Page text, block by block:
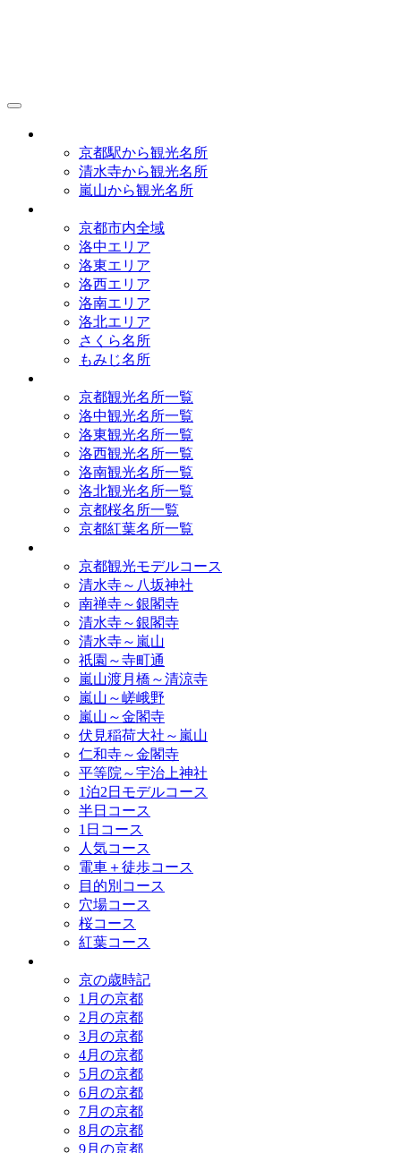
京都駅から観光名所
清水寺から観光名所
嵐山から観光名所
京都市内全域
洛中エリア
洛東エリア
洛西エリア
洛南エリア
洛北エリア
さくら名所
もみじ名所
京都観光名所一覧
洛中観光名所一覧
洛東観光名所一覧
洛西観光名所一覧
洛南観光名所一覧
洛北観光名所一覧
京都桜名所一覧
京都紅葉名所一覧
京都観光モデルコース
清水寺～八坂神社
南禅寺～銀閣寺
清水寺～銀閣寺
清水寺～嵐山
祇園～寺町通
嵐山渡月橋～清涼寺
嵐山～嵯峨野
嵐山～金閣寺
伏見稲荷大社～嵐山
仁和寺～金閣寺
平等院～宇治上神社
1泊2日モデルコース
半日コース
1日コース
人気コース
電車＋徒歩コース
目的別コース
穴場コース
桜コース
紅葉コース
京の歳時記
1月の京都
2月の京都
3月の京都
4月の京都
5月の京都
6月の京都
7月の京都
8月の京都
9月の京都